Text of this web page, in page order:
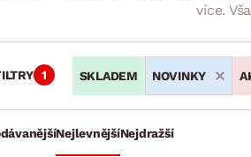
více.
SKLADEM NOVINKY
1
NejlevnějšíNejdražší